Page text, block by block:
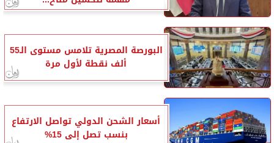
البورصة المصرية تلامس مستوى الـ55
ألف نقطة لأول مرة
أسعار الشحن الدولي تواصل الارتفاع
بنسب تصل إلى 15%